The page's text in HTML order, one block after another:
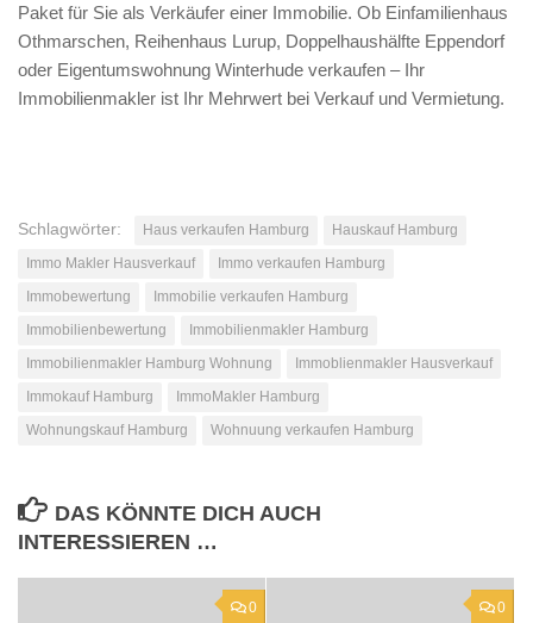
Paket für Sie als Verkäufer einer Immobilie. Ob Einfamilienhaus
Othmarschen, Reihenhaus Lurup, Doppelhaushälfte Eppendorf
oder Eigentumswohnung Winterhude verkaufen – Ihr
Immobilienmakler ist Ihr Mehrwert bei Verkauf und Vermietung.
Schlagwörter: Haus verkaufen Hamburg
Hauskauf Hamburg
Immo Makler Hausverkauf
Immo verkaufen Hamburg
Immobewertung
Immobilie verkaufen Hamburg
Immobilienbewertung
Immobilienmakler Hamburg
Immobilienmakler Hamburg Wohnung
Immoblienmakler Hausverkauf
Immokauf Hamburg
ImmoMakler Hamburg
Wohnungskauf Hamburg
Wohnuung verkaufen Hamburg
DAS KÖNNTE DICH AUCH
INTERESSIEREN …
0 0